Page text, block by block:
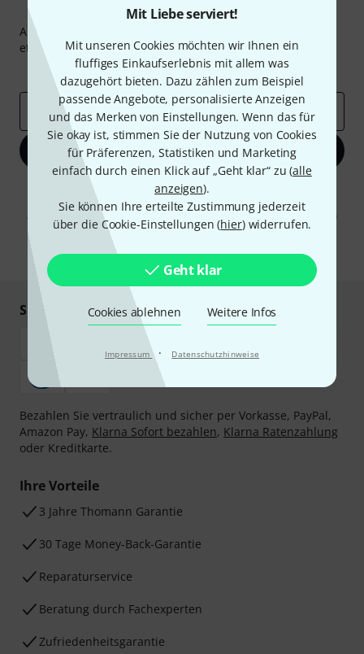
Mit Liebe serviert!
Mit unseren Cookies möchten wir Ihnen ein
fluffiges Einkaufserlebnis mit allem was
dazugehört bieten. Dazu zählen zum Beispiel
passende Angebote, personalisierte Anzeigen
und das Merken von Einstellungen. Wenn das für
Sie okay ist, stimmen Sie der Nutzung von Cookies
für Präferenzen, Statistiken und Marketing
einfach durch einen Klick auf „Geht klar“ zu (alle
anzeigen).
Sie können Ihre erteilte Zustimmung jederzeit
über die Cookie-Einstellungen (hier) widerrufen.
Geht klar
Cookies ablehnen Weitere Infos
Impressum · Datenschutzhinweise
Thomann Newsletter
Abonniere den Thomann Newsletter und gewinne mit
etwas Glück einen von50 Gutscheinenüber jeweils
Inspirierende Beiträge
Deals Thomann Insights
E-Mail-Adresse*
Jetzt anmelden
Mit Klick auf „Jetzt anmelden“ stimmen Sie dem Erhalt von E-Mail-
Werbung und einer Messung des E-Mail-Nutzungsverhaltens zu. Die
Abmeldung ist jederzeit möglich. Weitere Informationen finden Sie in
unserenDatenschutzhinweisen.
* Pflichtfeld
Sicher einkaufen & bezahlen
Bezahlen Sie vertraulich und sicher per Vorkasse, PayPal,
Amazon Pay, Klarna Sofort bezahlen, Klarna Ratenzahlung
oder Kreditkarte.
Ihre Vorteile
3 Jahre Thomann Garantie
30 Tage Money-Back-Garantie
Reparaturservice
Beratung durch Fachexperten
Zufriedenheitsgarantie